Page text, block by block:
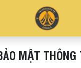
MẬT THÔNG